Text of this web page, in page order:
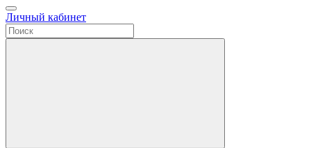
Личный кабинет